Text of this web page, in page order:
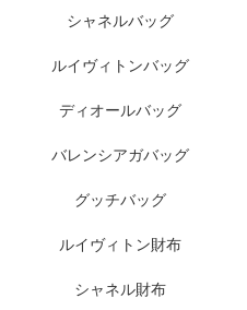
シャネルバッグ
ルイヴィトンバッグ
ディオールバッグ
バレンシアガバッグ
グッチバッグ
ルイヴィトン財布
シャネル財布